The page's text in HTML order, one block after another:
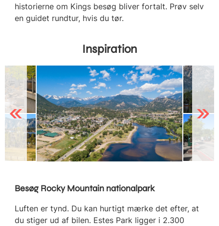
historierne om Kings besøg bliver fortalt. Prøv selv
en guidet rundtur, hvis du tør.
Inspiration
Previous Next
Besøg Rocky Mountain nationalpark
Luften er tynd. Du kan hurtigt mærke det efter, at
du stiger ud af bilen. Estes Park ligger i 2.300